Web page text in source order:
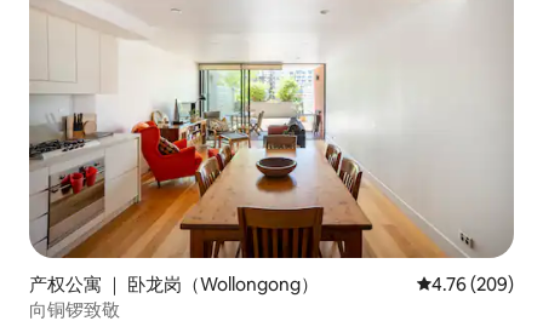
产权公寓 ｜ 卧龙岗（Wollongong） 平均评分 4.76
4.76 (209)
向铜锣致敬